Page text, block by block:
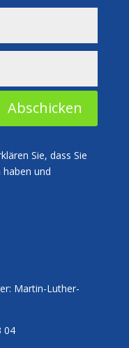
Abschicken
Sie, dass Sie
und
Martin-Luther-
04